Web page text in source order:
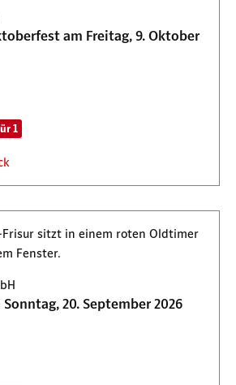
am Freitag, 9. Oktober
1
Sonntag, 20. September 2026